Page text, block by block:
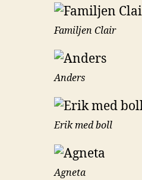
Familjen Clair
Anders
Erik med boll
Agneta